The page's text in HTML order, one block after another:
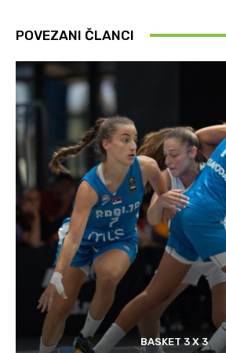
POVEZANI ČLANCI
BASKET 3 X 3